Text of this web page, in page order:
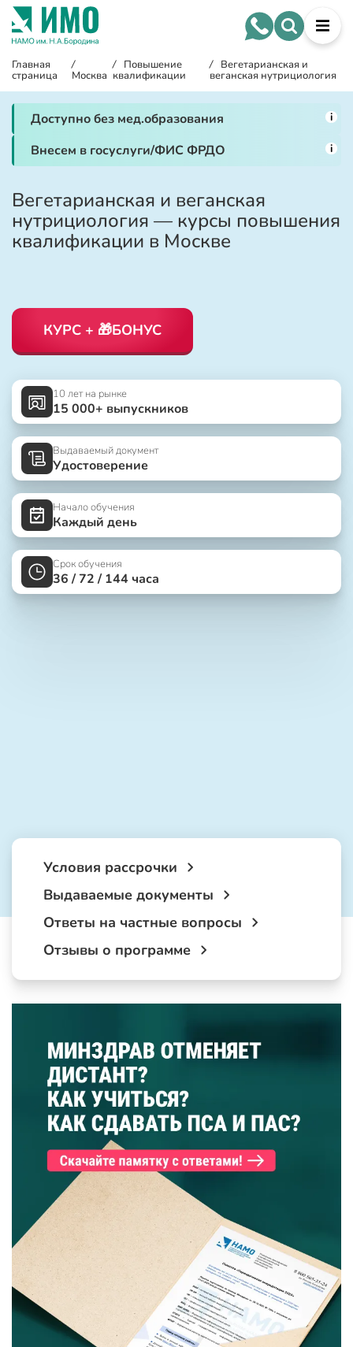
Главная
страница
/
Москва
/ Повышение
квалификации
/ Вегетарианская и
веганская нутрициология
Доступно без мед.образования i
Внесем в госуслуги/ФИС ФРДО i
Вегетарианская и веганская
нутрициология — курсы повышения
квалификации в Москве
КУРС + 🎁БОНУС
10 лет на рынке
15 000+ выпускников
Выдаваемый документ
Удостоверение
Начало обучения
Каждый день
Срок обучения
36 / 72 / 144 часа
Условия рассрочки
Выдаваемые документы
Ответы на частные вопросы
Отзывы о программе